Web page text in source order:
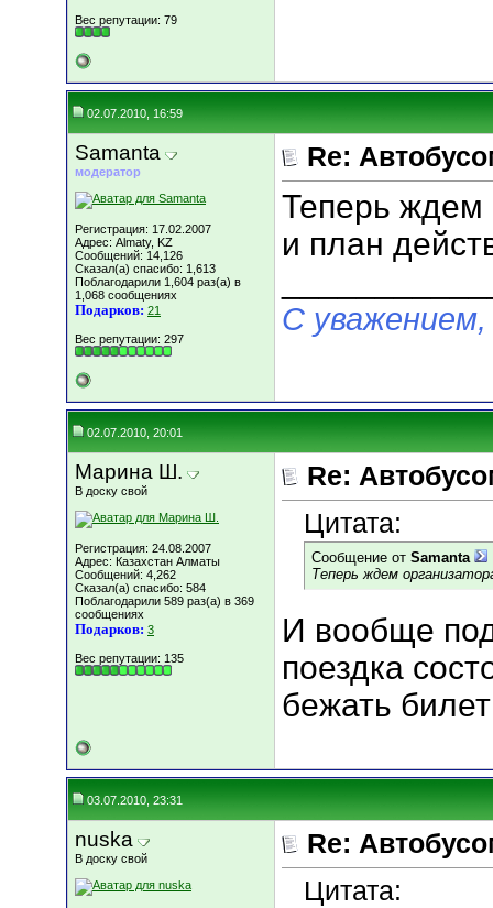
Вес репутации: 79
02.07.2010, 16:59
Samanta
модератор
Регистрация: 17.02.2007
Адрес: Almaty, KZ
Сообщений: 14,126
Сказал(а) спасибо: 1,613
Поблагодарили 1,604 раз(а) в
1,068 сообщениях
Подарков: 21
Вес репутации: 297
Re:
Теперь ждем
и план
С
02.07.2010, 20:01
Марина Ш.
В доску свой
Регистрация: 24.08.2007
Адрес: Казахстан Алматы
Сообщений: 4,262
Сказал(а) спасибо: 584
Поблагодарили 589 раз(а) в 369
сообщениях
Подарков: 3
Вес репутации: 135
Re:
Цитата:
Сообщение от Samanta
Теперь ждем
И вообще
поездка
бежать
03.07.2010, 23:31
nuska
В доску свой
Re:
Цитата: